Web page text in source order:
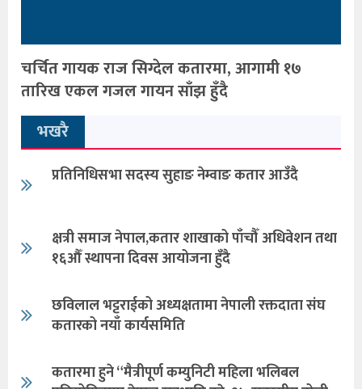
चर्चित गायक राज सिग्देल कतारमा, आगामी १७
तारिख एकल गजल गायन साँझ हुँदै
भखरै
प्रतिनिधिसभा सदस्य सुहाङ नेम्वाङ कतार आउँदै
क्षत्री समाज नेपाल,कतार शाखाको पाँचौँ अधिवेशन तथा
१६औँ स्थापना दिवस आयोजना हुँदै
छविलाल भट्टराईको अध्यक्षतामा नेपाली रक्तदाता संघ
कतारको नयाँ कार्यसमिति
कतारमा हुने “मैत्रीपूर्ण कम्युनिटी महिला भलिबल